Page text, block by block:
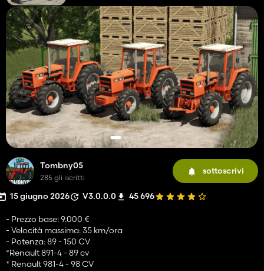
Tombny05
285 gli iscritti
sottoscrivi
15 giugno 2026 V3.0.0.0 45 696
- Prezzo base: 9.000 €
- Velocità massima: 35 km/ora
- Potenza: 89 - 150 CV
*Renault 891-4 - 89 cv
* Renault 981-4 - 98 CV